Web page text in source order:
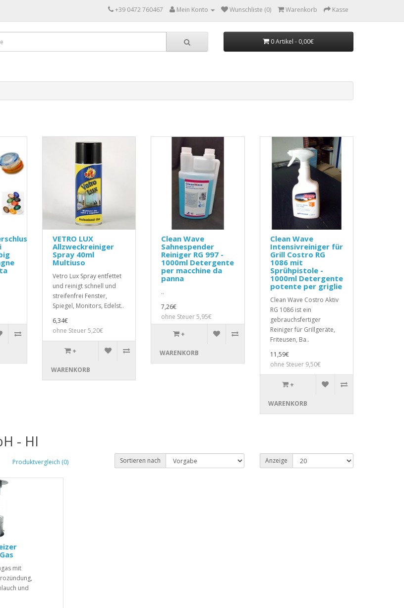
+39 0472 760467 Mein Konto Wunschliste (0) Warenkorb Kasse
0 Artikel - 0,00€
VETRO LUX
Allzweckreiniger
Spray 40ml
Multiuso
Vetro Lux Spray entfettet
und reinigt schnell und
streifenfrei Fenster,
Spiegel, Monitors, Edelst..
6,34€
ohne Steuer 5,20€
+
WARENKORB
Clean Wave
Sahnespender
Reiniger RG 997 -
1000ml Detergente
per macchine da
panna
..
7,26€
ohne Steuer 5,95€
+
WARENKORB
Clean Wave
Intensivreiniger für
Grill Costro RG
1086 mit
Sprühpistole -
1000ml Detergente
potente per griglie
Clean Wave Costro Aktiv
RG 1086 ist ein
gebrauchsfertiger
Reiniger für Grillgeräte,
Friteusen, Ba..
11,59€
ohne Steuer 9,50€
+
WARENKORB
- HI
Produktvergleich (0) Sortieren nach Anzeige
mit
und